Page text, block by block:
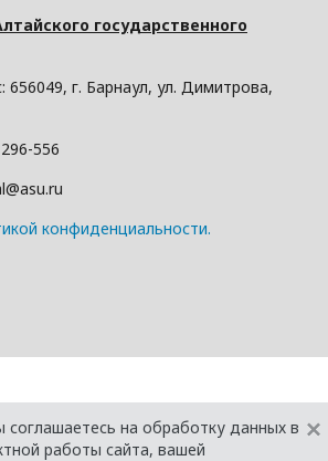
государственного
656049, г. Барнаул, ул. Димитрова,
556
конфиденциальности.
соглашаетесь на обработку данных в
работы сайта, вашей
×